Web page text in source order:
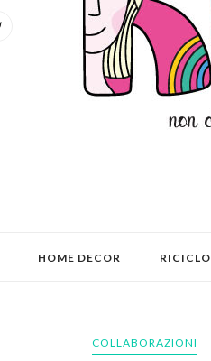
HOME DECOR RICICLO
COLLABORAZIONI